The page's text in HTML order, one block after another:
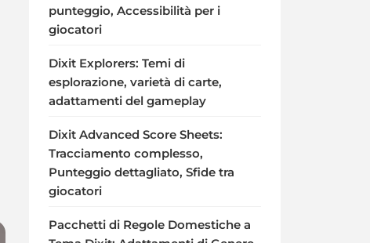
punteggio, Accessibilità per i
giocatori
Dixit Explorers: Temi di
esplorazione, varietà di carte,
adattamenti del gameplay
Dixit Advanced Score Sheets:
Tracciamento complesso,
Punteggio dettagliato, Sfide tra
giocatori
Pacchetti di Regole Domestiche a